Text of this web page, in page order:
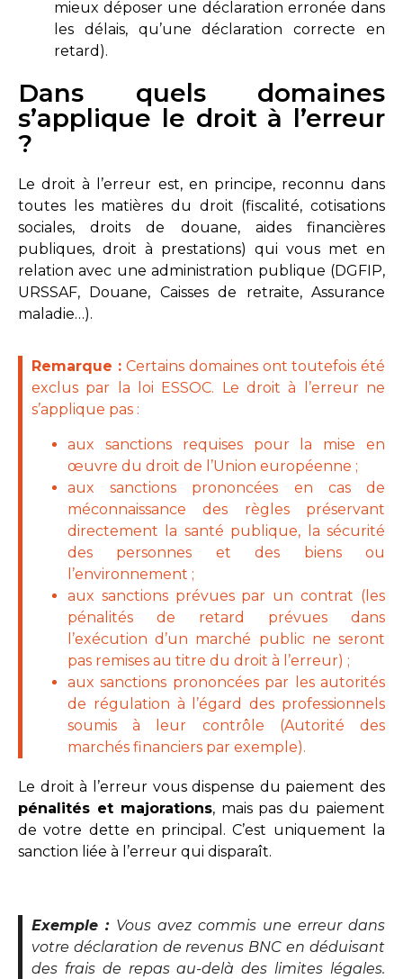
mieux déposer une déclaration erronée dans
les délais, qu’une déclaration correcte en
retard).
Dans quels domaines
s’applique le droit à l’erreur
?
Le droit à l’erreur est, en principe, reconnu dans
toutes les matières du droit (fiscalité, cotisations
sociales, droits de douane, aides financières
publiques, droit à prestations) qui vous met en
relation avec une administration publique (DGFIP,
URSSAF, Douane, Caisses de retraite, Assurance
maladie…).
Remarque :Certains domaines ont toutefois été
exclus par la loi ESSOC. Le droit à l’erreur ne
s’applique pas :
aux sanctions requises pour la mise en
œuvre du droit de l’Union européenne ;
aux sanctions prononcées en cas de
méconnaissance des règles préservant
directement la santé publique, la sécurité
des personnes et des biens ou
l’environnement ;
aux sanctions prévues par un contrat (les
pénalités de retard prévues dans
l’exécution d’un marché public ne seront
pas remises au titre du droit à l’erreur) ;
aux sanctions prononcées par les autorités
de régulation à l’égard des professionnels
soumis à leur contrôle (Autorité des
marchés financiers par exemple).
Le droit à l’erreur vous dispense du paiement des
pénalités et majorations, mais pas du paiement
de votre dette en principal. C’est uniquement la
sanction liée à l’erreur qui disparaît.
Exemple : Vous avez commis une erreur dans
votre déclaration de revenus BNC en déduisant
des frais de repas au-delà des limites légales.